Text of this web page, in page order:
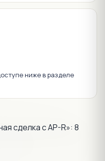
ниже в разделе